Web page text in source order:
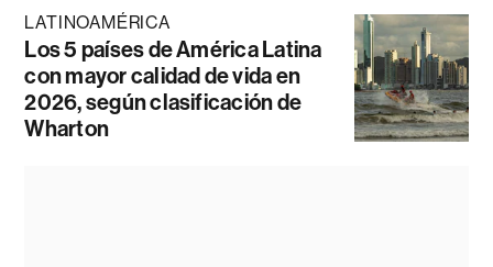
LATINOAMÉRICA
Los 5 países de América Latina
con mayor calidad de vida en
2026, según clasificación de
Wharton